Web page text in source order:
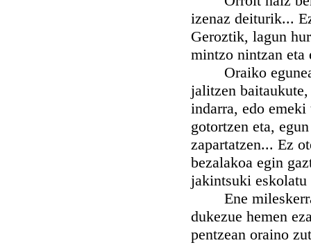
izenaz deiturik...
Geroztik, lagun
mintzo nintzan eta
Oraiko
jalitzen
indarra, edo
gotortzen eta,
zapartatzen... Ez
bezalakoa egin
jakintsuki eskolatu
Ene mileskerra
dukezue hemen
pentzean oraino